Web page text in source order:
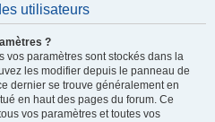
utilisateurs
?
vos paramètres sont stockés dans la
les modifier depuis le panneau de
dernier se trouve généralement en
en haut des pages du forum. Ce
vos paramètres et toutes vos